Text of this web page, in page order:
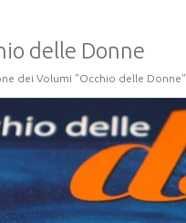
delle Donne
dei Volumi "Occhio delle Donne"